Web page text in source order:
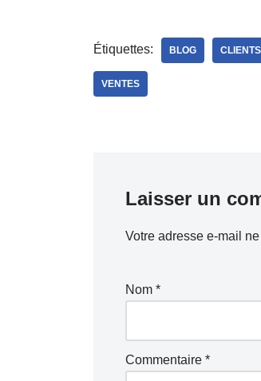
Étiquettes: BLOG CLIENTS
VENTES
Laisser un
Votre adresse e-mail
Nom *
Commentaire *